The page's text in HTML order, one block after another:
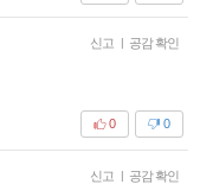
신고 | 공감 확인
0
0
신고 | 공감 확인